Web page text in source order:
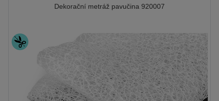
Dekorační metráž pavučina 920007